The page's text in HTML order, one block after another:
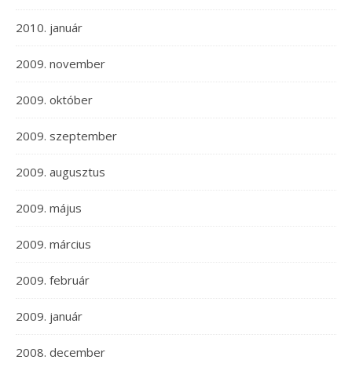
2010. január
2009. november
2009. október
2009. szeptember
2009. augusztus
2009. május
2009. március
2009. február
2009. január
2008. december